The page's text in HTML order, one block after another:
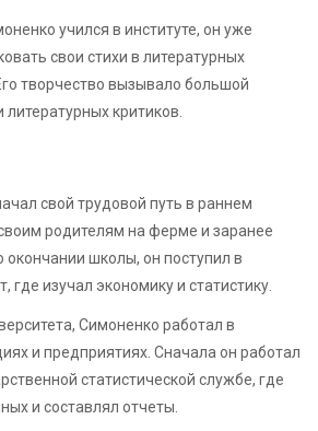
учился в институте, он уже
свои стихи в литературных
творчество вызывало большой
литературных критиков.
свой трудовой путь в раннем
родителям на ферме и заранее
окончании школы, он поступил в
где изучал экономику и статистику.
Симоненко работал в
и предприятиях. Сначала он работал
статистической службе, где
и составлял отчеты.